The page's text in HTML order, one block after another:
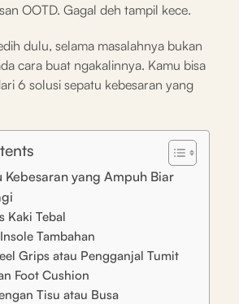
OOTD. Gagal deh tampil kece.
dulu, selama masalahnya bukan
cara buat ngakalinnya. Kamu bisa
6 solusi sepatu kebesaran yang
Kebesaran yang Ampuh Biar
Kaki Tebal
Tambahan
Grips atau Pengganjal Tumit
Foot Cushion
Tisu atau Busa